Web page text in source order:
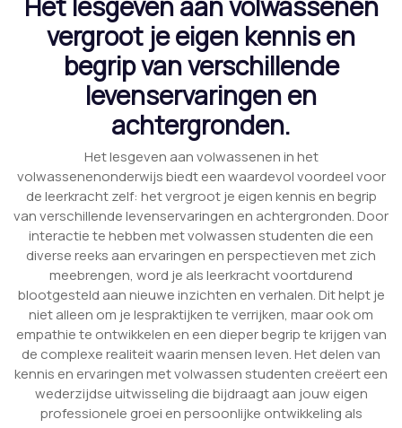
vergroot je eigen kennis en
begrip van verschillende
levenservaringen en
achtergronden.
Het lesgeven aan volwassenen in het
volwassenenonderwijs biedt een waardevol voordeel voor
de leerkracht zelf: het vergroot je eigen kennis en begrip
van verschillende levenservaringen en achtergronden. Door
interactie te hebben met volwassen studenten die een
diverse reeks aan ervaringen en perspectieven met zich
meebrengen, word je als leerkracht voortdurend
blootgesteld aan nieuwe inzichten en verhalen. Dit helpt je
niet alleen om je lespraktijken te verrijken, maar ook om
empathie te ontwikkelen en een dieper begrip te krijgen van
de complexe realiteit waarin mensen leven. Het delen van
kennis en ervaringen met volwassen studenten creëert een
wederzijdse uitwisseling die bijdraagt aan jouw eigen
professionele groei en persoonlijke ontwikkeling als